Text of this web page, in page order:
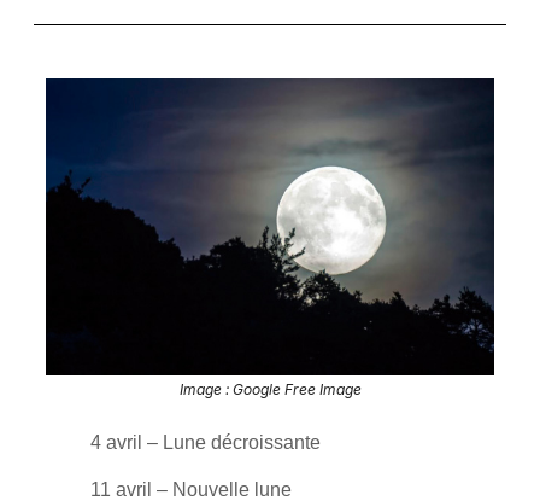
Image : Google Free Image
4 avril – Lune décroissante
11 avril – Nouvelle lune